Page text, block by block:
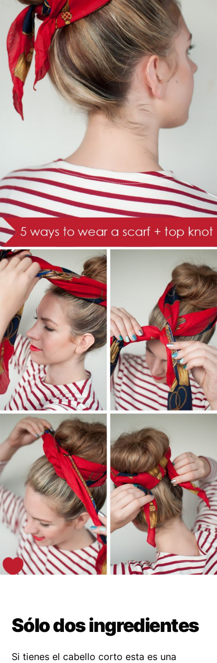
Sólo dos ingredientes
Si tienes el cabello corto esta es una